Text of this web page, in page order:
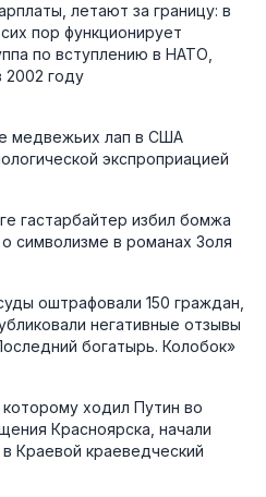
летают за границу: в
пор функционирует
по вступлению в НАТО,
2002 году
медвежьих лап в США
экспроприацией
гастарбайтер избил бомжа
символизме в романах Золя
оштрафовали 150 граждан,
негативные отзывы
богатырь. Колобок»
ходил Путин во
Красноярска, начали
Краевой краеведческий